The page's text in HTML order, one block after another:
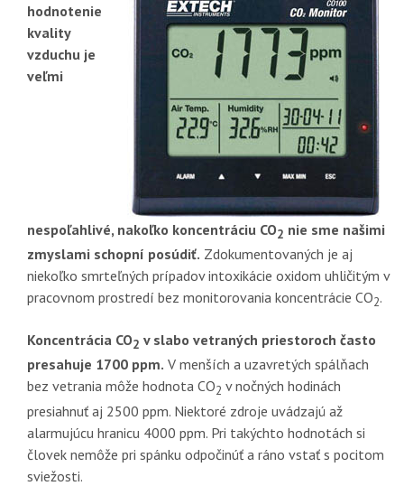
hodnotenie
kvality
vzduchu je
veľmi
nespoľahlivé, nakoľko koncentráciu CO2 nie sme našimi
zmyslami schopní posúdiť. Zdokumentovaných je aj
niekoľko smrteľných prípadov intoxikácie oxidom uhličitým v
pracovnom prostredí bez monitorovania koncentrácie CO2.
Koncentrácia CO2 v slabo vetraných priestoroch často
presahuje 1700 ppm. V menších a uzavretých spálňach
bez vetrania môže hodnota CO2 v nočných hodinách
presiahnuť aj 2500 ppm. Niektoré zdroje uvádzajú až
alarmujúcu hranicu 4000 ppm. Pri takýchto hodnotách si
človek nemôže pri spánku odpočinúť a ráno vstať s pocitom
sviežosti.